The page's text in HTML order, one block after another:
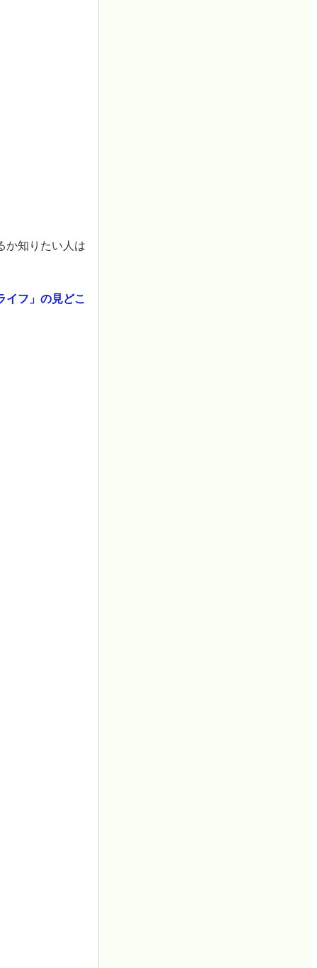
か知りたい人は
フ」の見どこ